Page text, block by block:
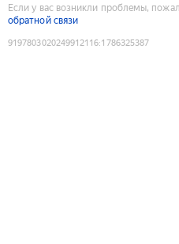
Если у вас возникли проблемы,
обратной связи
9197803020249912116:1786325387